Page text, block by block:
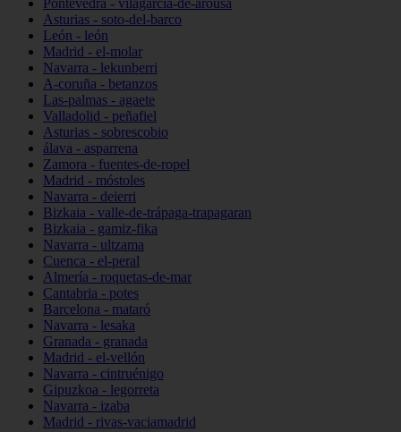
Pontevedra - vilagarcía-de-arousa
Asturias - soto-del-barco
León - león
Madrid - el-molar
Navarra - lekunberri
A-coruña - betanzos
Las-palmas - agaete
Valladolid - peñafiel
Asturias - sobrescobio
álava - asparrena
Zamora - fuentes-de-ropel
Madrid - móstoles
Navarra - deierri
Bizkaia - valle-de-trápaga-trapagaran
Bizkaia - gamiz-fika
Navarra - ultzama
Cuenca - el-peral
Almería - roquetas-de-mar
Cantabria - potes
Barcelona - mataró
Navarra - lesaka
Granada - granada
Madrid - el-vellón
Navarra - cintruénigo
Gipuzkoa - legorreta
Navarra - izaba
Madrid - rivas-vaciamadrid